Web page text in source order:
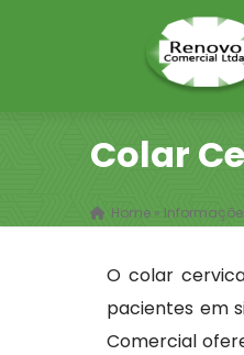
Colar
Home »
O colar
pacientes em
Comercial